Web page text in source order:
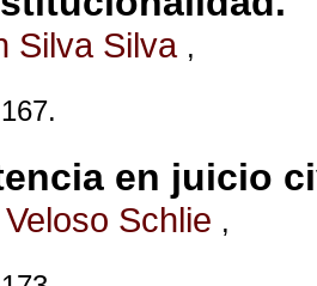
Silva Silva ,
en juicio
Schlie ,